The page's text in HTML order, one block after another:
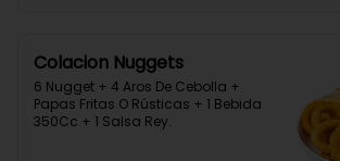
Colacion Nuggets
6 Nugget + 4 Aros De Cebolla +
Papas Fritas O Rústicas + 1 Bebida
350Cc + 1 Salsa Rey.